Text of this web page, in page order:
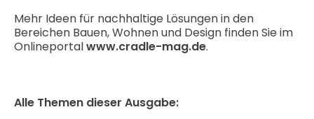
Mehr Ideen für nachhaltige Lösungen in den
Bereichen Bauen, Wohnen und Design finden Sie im
Onlineportalwww.cradle-mag.de.
Alle Themen dieser Ausgabe: